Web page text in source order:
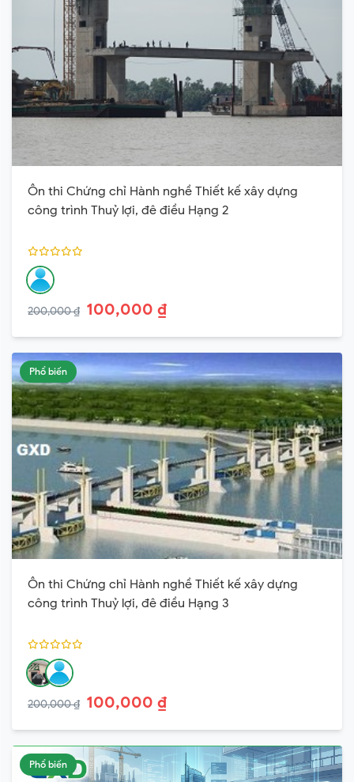
Ôn thi Chứng chỉ Hành nghề Thiết kế xây dựng
công trình Thuỷ lợi, đê điều Hạng 2
200,000 ₫ 100,000 ₫
Phổ biến
Ôn thi Chứng chỉ Hành nghề Thiết kế xây dựng
công trình Thuỷ lợi, đê điều Hạng 3
200,000 ₫ 100,000 ₫
Phổ biến